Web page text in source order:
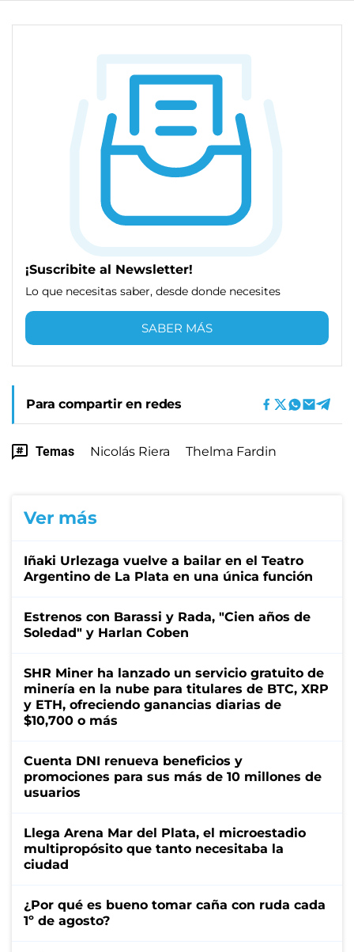
¡Suscribite al Newsletter!
Lo que necesitas saber, desde donde necesites
SABER MÁS
Para compartir en redes
Temas Nicolás Riera Thelma Fardin
Ver más
Iñaki Urlezaga vuelve a bailar en el Teatro
Argentino de La Plata en una única función
Estrenos con Barassi y Rada, "Cien años de
Soledad" y Harlan Coben
SHR Miner ha lanzado un servicio gratuito de
minería en la nube para titulares de BTC, XRP
y ETH, ofreciendo ganancias diarias de
$10,700 o más
Cuenta DNI renueva beneficios y
promociones para sus más de 10 millones de
usuarios
Llega Arena Mar del Plata, el microestadio
multipropósito que tanto necesitaba la
ciudad
¿Por qué es bueno tomar caña con ruda cada
1º de agosto?